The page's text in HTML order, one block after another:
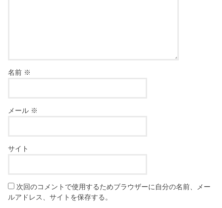
名前 ※
メール ※
サイト
次回のコメントで使用するためブラウザーに自分の名前、メー
ルアドレス、サイトを保存する。